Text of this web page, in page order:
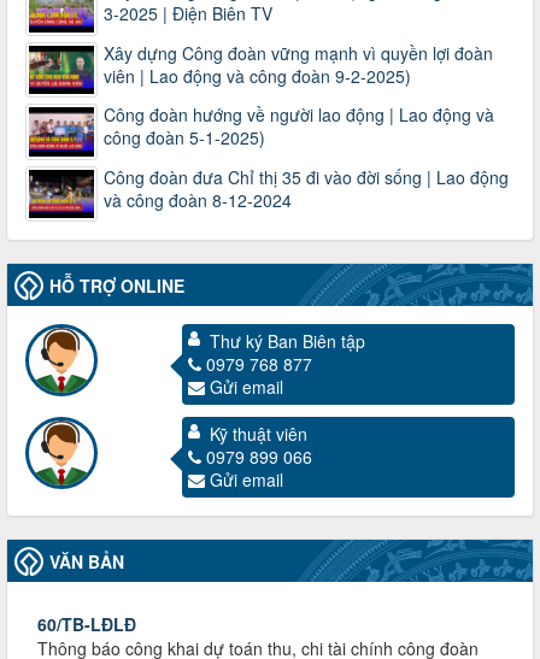
3-2025 | Điện Biên TV
Xây dựng Công đoàn vững mạnh vì quyền lợi đoàn
viên | Lao động và công đoàn 9-2-2025)
Công đoàn hướng về người lao động | Lao động và
công đoàn 5-1-2025)
Công đoàn đưa Chỉ thị 35 đi vào đời sống | Lao động
và công đoàn 8-12-2024
HỖ TRỢ ONLINE
Thư ký Ban Biên tập
0979 768 877
Gửi email
Kỹ thuật viên
0979 899 066
Gửi email
VĂN BẢN
3716/TLD-TC
Công văn hướng dẫn công tác quả lý tài chính, tài sản công
đoàn khi đơn vị sát nhập, chấm dứt hoạt động
Thời gian đăng: 13/04/2025
60/TB-LĐLĐ
Thông báo công khai dự toán thu, chi tài chính công đoàn
Thời gian đăng: 28/04/2025
lượt xem: 822 | lượt tải:286